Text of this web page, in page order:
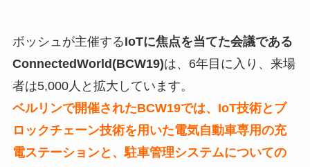
ボッシュが主催するIoTに焦点を当てた会議である
ConnectedWorld(BCW19)は、6年目に入り、来場
者は5,000人と拡大しています。
ベルリンで開催されたBCW19では、IoT技術とブ
ロックチェーン技術を用いた電気自動車専用の充
電ステーションと、駐車管理システムについての